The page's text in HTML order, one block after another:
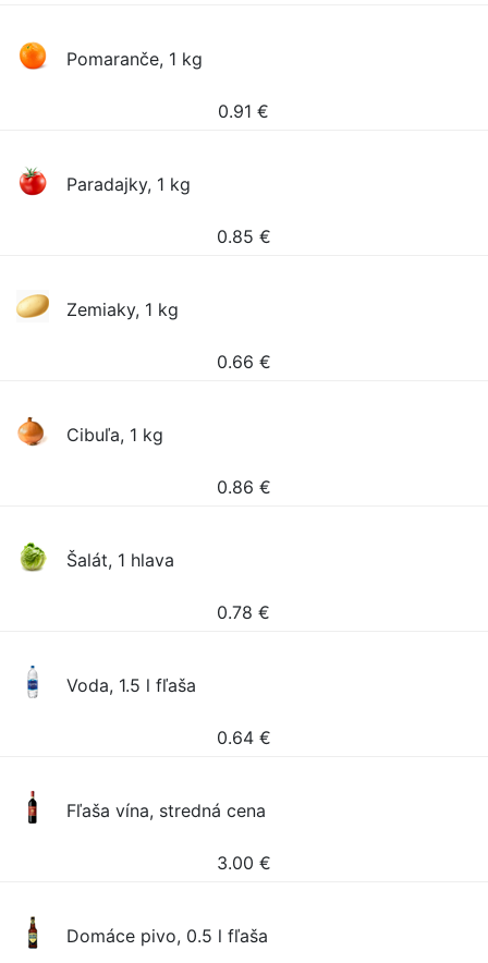
Pomaranče, 1 kg
0.91 €
Paradajky, 1 kg
0.85 €
Zemiaky, 1 kg
0.66 €
Cibuľa, 1 kg
0.86 €
Šalát, 1 hlava
0.78 €
Voda, 1.5 l fľaša
0.64 €
Fľaša vína, stredná cena
3.00 €
Domáce pivo, 0.5 l fľaša